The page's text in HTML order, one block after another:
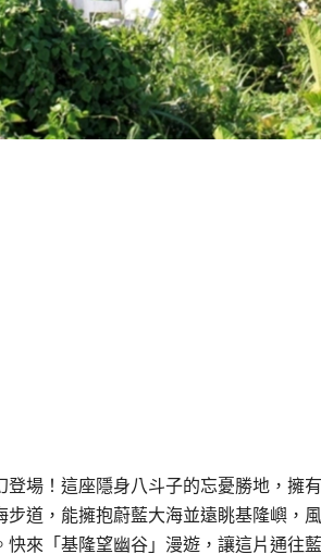
場！這座隱身八斗子的忘憂勝地，擁
道，能擁抱蔚藍大海並遠眺基隆嶼，
來「基隆望幽谷」漫遊，讓這片通往